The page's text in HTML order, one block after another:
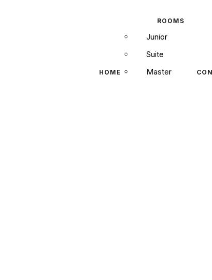
HOME
ROOMS
Junior
Suite
Master